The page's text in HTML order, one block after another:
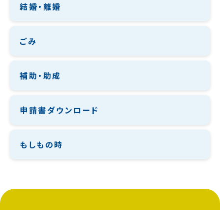
結婚・離婚
ごみ
補助・助成
申請書ダウンロード
もしもの時